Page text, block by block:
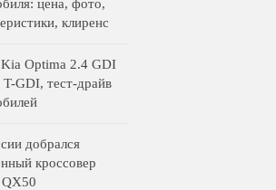
цена, фото,
клиренс
Optima 2.4 GDI
GDI, тест-драйв
добрался
кроссовер